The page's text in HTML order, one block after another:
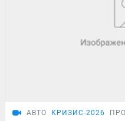
АВТО КРИЗИС-2026